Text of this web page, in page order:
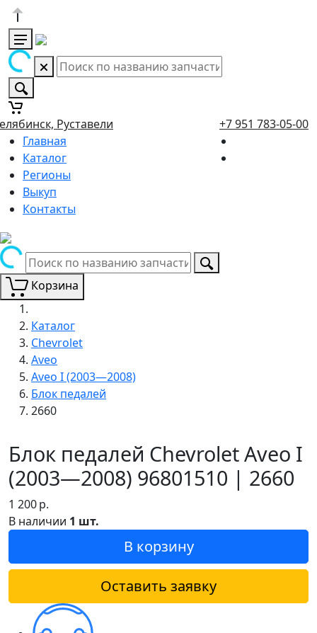
Руставели
+7 951 783-05-00
Главная
Каталог
Регионы
Выкуп
Контакты
Корзина
Каталог
Chevrolet
Aveo
Aveo I (2003—2008)
Блок педалей
2660
Блок педалей Chevrolet Aveo I
(2003—2008) 96801510 | 2660
1 200р.
В наличии 1 шт.
В корзину
Оставить заявку